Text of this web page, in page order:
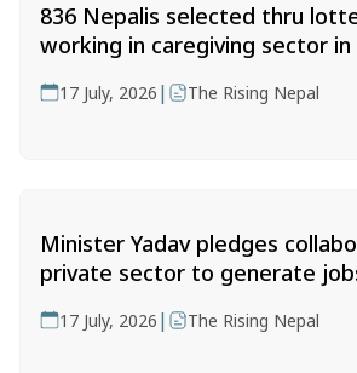
836 Nepalis selected thru
working in caregiving sector in
17 July, 2026 | The Rising Nepal
Minister Yadav pledges
private sector to generate
17 July, 2026 | The Rising Nepal